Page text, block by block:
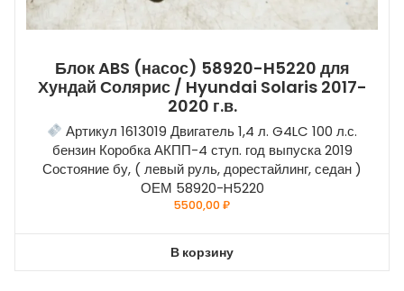
Блок ABS (насос) 58920-H5220 для
Хундай Солярис / Hyundai Solaris 2017-
2020 г.в.
Артикул 1613019 Двигатель 1,4 л. G4LC 100 л.с.
бензин Коробка АКПП-4 ступ. год выпуска 2019
Состояние бу, ( левый руль, дорестайлинг, седан )
ОЕМ 58920-H5220
5500,00₽
В корзину